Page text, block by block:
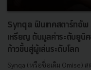
Synqa ฟินเทคสตาร์ทอัพ
เหรียญ ดันมูลค่าระดับยูนิ
ก้าวขึ้นสู่ผู้เล่นระดับโลก
Synqa (หรือชื่อเดิม Omise)